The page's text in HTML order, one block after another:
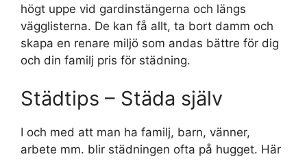
högt uppe vid gardinstängerna och längs
vägglisterna. De kan få allt, ta bort damm och
skapa en renare miljö som andas bättre för dig
och din familj pris för städning.
Städtips – Städa själv
I och med att man ha familj, barn, vänner,
arbete mm. blir städningen ofta på hugget. Här